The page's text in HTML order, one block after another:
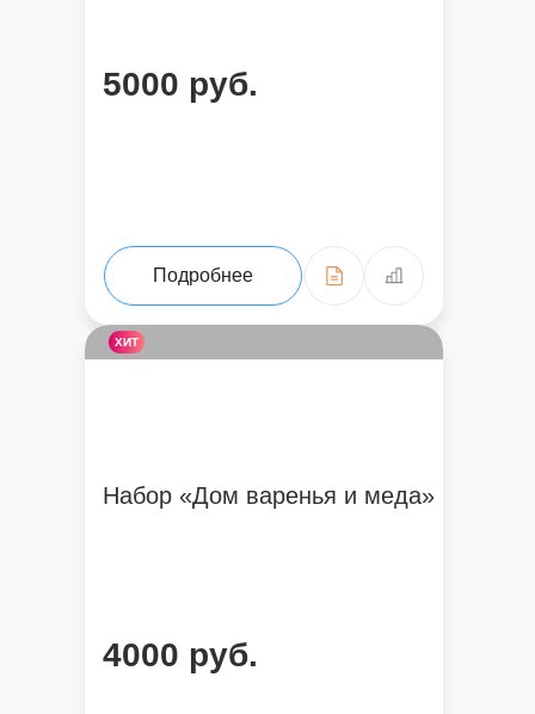
5000 руб.
Подробнее
ХИТ
Набор «Дом варенья и меда»
4000 руб.